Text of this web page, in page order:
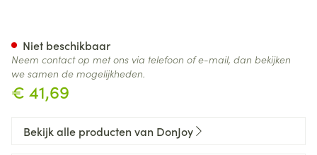
€ 41,69
Niet beschikbaar
Neem contact op met ons via telefoon of e-mail, dan bekijken
we samen de mogelijkheden.
Bekijk alle producten van DonJoy